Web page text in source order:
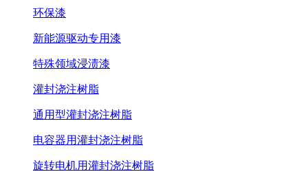
环保漆
新能源驱动专用漆
特殊领域浸渍漆
灌封浇注树脂
通用型灌封浇注树脂
电容器用灌封浇注树脂
旋转电机用灌封浇注树脂